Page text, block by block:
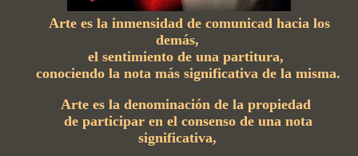
Arte es la inmensidad de comunicad hacia los
demás,
el sentimiento de una partitura,
conociendo la nota más significativa de la misma.
Arte es la denominación de la propiedad
de participar en el consenso de una nota
significativa,